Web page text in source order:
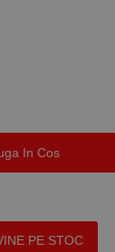
In Cos
PE STOC